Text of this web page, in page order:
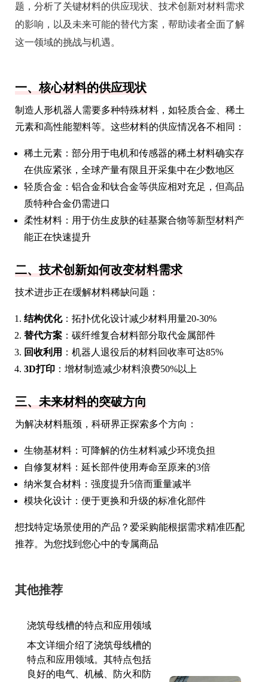
题，分析了关键材料的供应现状、技术创新对材料需求
的影响，以及未来可能的替代方案，帮助读者全面了解
这一领域的挑战与机遇。
一、核心材料的供应现状
制造人形机器人需要多种特殊材料，如轻质合金、稀土
元素和高性能塑料等。这些材料的供应情况各不相同：
稀土元素：部分用于电机和传感器的稀土材料确实存
在供应紧张，全球产量有限且开采集中在少数地区
轻质合金：铝合金和钛合金等供应相对充足，但高品
质特种合金仍需进口
柔性材料：用于仿生皮肤的硅基聚合物等新型材料产
能正在快速提升
二、技术创新如何改变材料需求
技术进步正在缓解材料稀缺问题：
结构优化：拓扑优化设计减少材料用量20-30%
替代方案 ：碳纤维复合材料部分取代金属部件
回收利用 ：机器人退役后的材料回收率可达85%
3D打印 ：增材制造减少材料浪费50%以上
三、未来材料的突破方向
为解决材料瓶颈，科研界正探索多个方向：
生物基材料：可降解的仿生材料减少环境负担
自修复材料：延长部件使用寿命至原来的3倍
纳米复合材料：强度提升5倍而重量减半
模块化设计：便于更换和升级的标准化部件
想找特定场景使用的产品？爱采购能根据需求精准匹配
推荐。为您找到您心中的专属商品
其他推荐
浇筑母线槽的特点和应用领域
本文详细介绍了浇筑母线槽的
特点和应用领域。其特点包括
良好的电气、机械、防火和防